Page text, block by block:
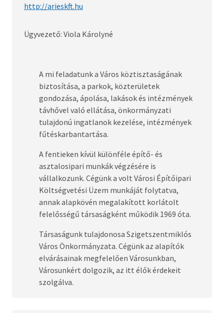
http://arieskft.hu
Ügyvezető: Viola Károlyné
A mi feladatunk a Város köztisztaságának
biztosítása, a parkok, közterületek
gondozása, ápolása, lakások és intézmények
távhővel való ellátása, önkormányzati
tulajdonú ingatlanok kezelése, intézmények
fűtéskarbantartása.
A fentieken kívül különféle építő- és
asztalosipari munkák végzésére is
vállalkozunk. Cégünk a volt Városi Építőipari
Költségvetési Üzem munkáját folytatva,
annak alapkövén megalakított korlátolt
felelősségű társaságként működik 1969 óta.
Társaságunk tulajdonosa Szigetszentmiklós
Város Önkormányzata. Cégünk az alapítók
elvárásainak megfelelően Városunkban,
Városunkért dolgozik, az itt élők érdekeit
szolgálva.